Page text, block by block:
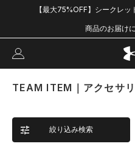
【最大75%OFF】シークレ
商品のお届け
TEAM ITEM｜アクセサ
絞り込み検索